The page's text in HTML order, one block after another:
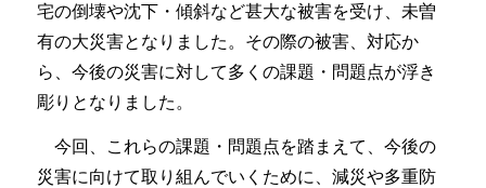
宅の倒壊や沈下・傾斜など甚大な被害を受け、未曽
有の大災害となりました。その際の被害、対応か
ら、今後の災害に対して多くの課題・問題点が浮き
彫りとなりました。
今回、これらの課題・問題点を踏まえて、今後の
災害に向けて取り組んでいくために、減災や多重防